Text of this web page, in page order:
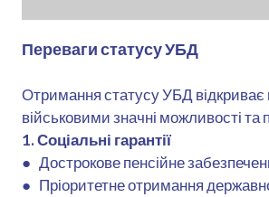
Переваги статусу УБД
Отримання статусу УБД відкриває
військовими значні можливості та
1. Соціальні гарантії
● Дострокове пенсійне
● Пріоритетне отримання